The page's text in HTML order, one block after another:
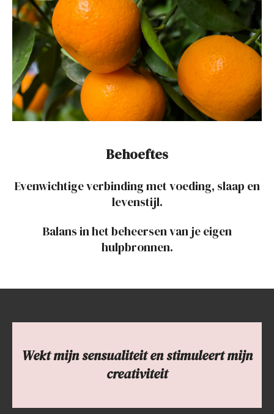
Behoeftes
Evenwichtige verbinding met voeding, slaap en
levenstijl.
Balans in het beheersen van je eigen
hulpbronnen.
Wekt mijn sensualiteit en stimuleert mijn
creativiteit